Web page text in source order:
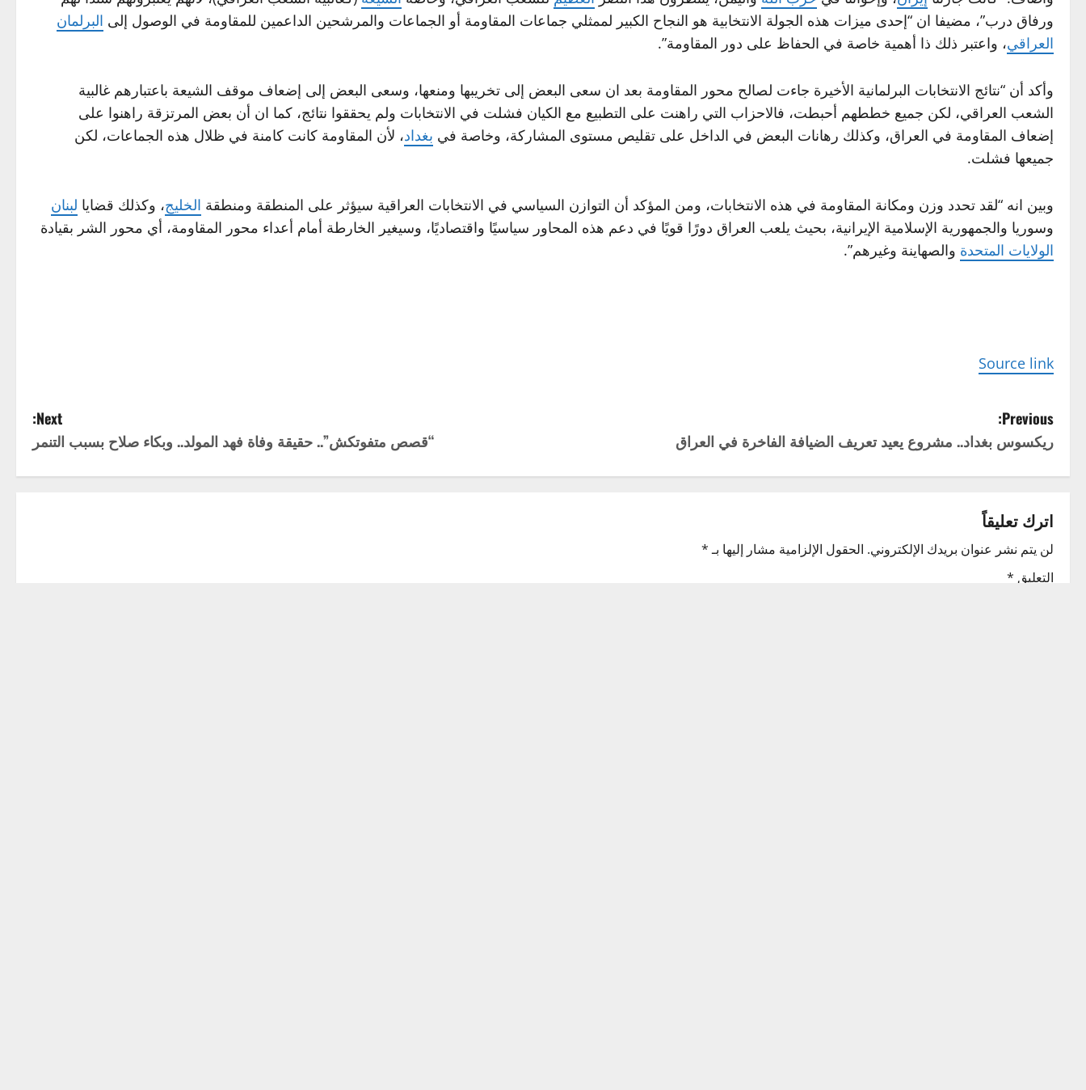
ورفاق درب”، مضيفا ان “إحدى ميزات هذه الجولة الانتخابية هو النجاح الكبير لممثلي جماعات المقاومة أو الجماعات والمرشحين الداعمين للمقاومة في الوصول إلى البرلمان
العراقي، واعتبر ذلك ذا أهمية خاصة في الحفاظ على دور المقاومة”.
وأكد أن “نتائج الانتخابات البرلمانية الأخيرة جاءت لصالح محور المقاومة بعد ان سعى البعض إلى تخريبها ومنعها، وسعى البعض إلى إضعاف موقف الشيعة باعتبارهم غالبية
الشعب العراقي، لكن جميع خططهم أحبطت، فالاحزاب التي راهنت على التطبيع مع الكيان فشلت في الانتخابات ولم يحققوا نتائج، كما ان أن بعض المرتزقة راهنوا على
إضعاف المقاومة في العراق، وكذلك رهانات البعض في الداخل على تقليص مستوى المشاركة، وخاصة في بغداد، لأن المقاومة كانت كامنة في ظلال هذه الجماعات، لكن
جميعها فشلت.
وبين انه “لقد تحدد وزن ومكانة المقاومة في هذه الانتخابات، ومن المؤكد أن التوازن السياسي في الانتخابات العراقية سيؤثر على المنطقة ومنطقة الخليج، وكذلك قضايا لبنان
وسوريا والجمهورية الإسلامية الإيرانية، بحيث يلعب العراق دورًا قويًا في دعم هذه المحاور سياسيًا واقتصاديًا، وسيغير الخارطة أمام أعداء محور المقاومة، أي محور الشر بقيادة
الولايات المتحدة والصهاينة وغيرهم”.
Source link
P
o
s
t
n
a
Previous:
ريكسوس بغداد.. مشروع يعيد تعريف الضيافة الفاخرة في العراق
Next:
“قصص متفوتكش”.. حقيقة وفاة فهد المولد.. وبكاء صلاح بسبب التنمر
اترك تعليقاً
لن يتم نشر عنوان بريدك الإلكتروني. الحقول الإلزامية مشار إليها بـ*
التعليق *